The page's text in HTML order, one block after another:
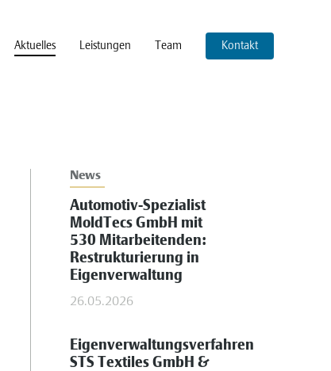
Aktuelles Leistungen Team Kontakt
News
Automotiv-Spezialist
MoldTecs GmbH mit
530 Mitarbeitenden:
Restrukturierung in
Eigenverwaltung
26.05.2026
Eigenverwaltungsverfahren
STS Textiles GmbH &